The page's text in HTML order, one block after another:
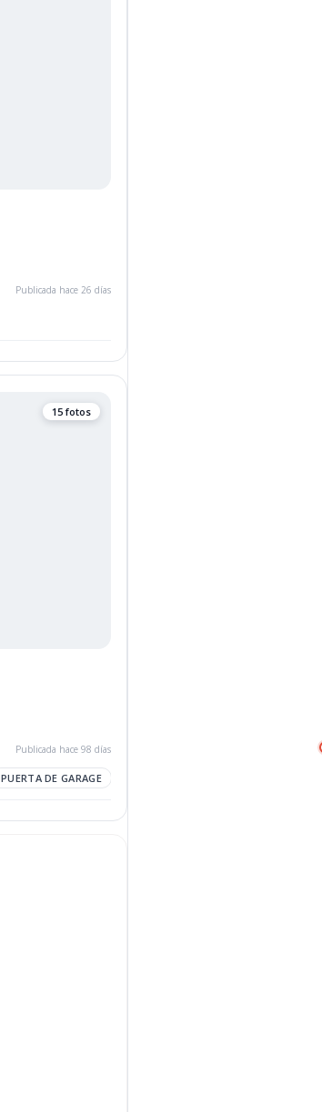
Publicada hace 26 días
15 fotos
Publicada hace 98 días
PUERTA DE GARAGE